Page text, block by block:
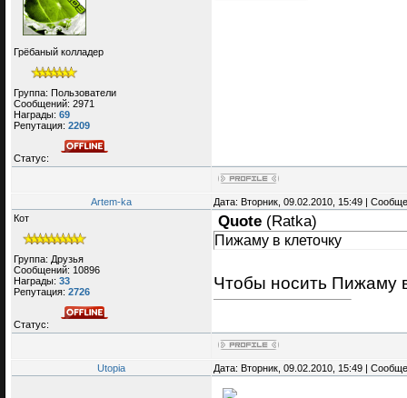
Грёбаный колладер
Группа: Пользователи
Сообщений: 2971
Награды: 69
Репутация: 2209
Статус:
Artem-ka
Дата: Вторник, 09.02.2010, 15:49 |
Кот
Группа: Друзья
Сообщений: 10896
Награды: 33
Репутация: 2726
Статус:
Quote (Ratka)
Пижаму в клеточку
Чтобы носить Пижаму
Utopia Дата: Вторник, 09.02.2010, 15:49 |